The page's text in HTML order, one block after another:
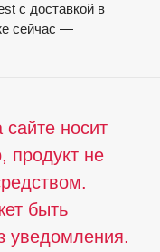
с доставкой в
сейчас —
носит
продукт не
быть
уведомления.